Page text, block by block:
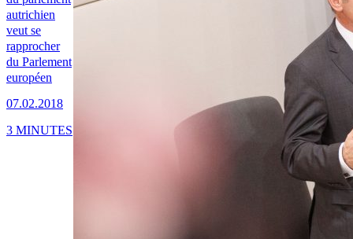
autrichien
veut se
rapprocher
du Parlement
européen
07.02.2018
3 MINUTES